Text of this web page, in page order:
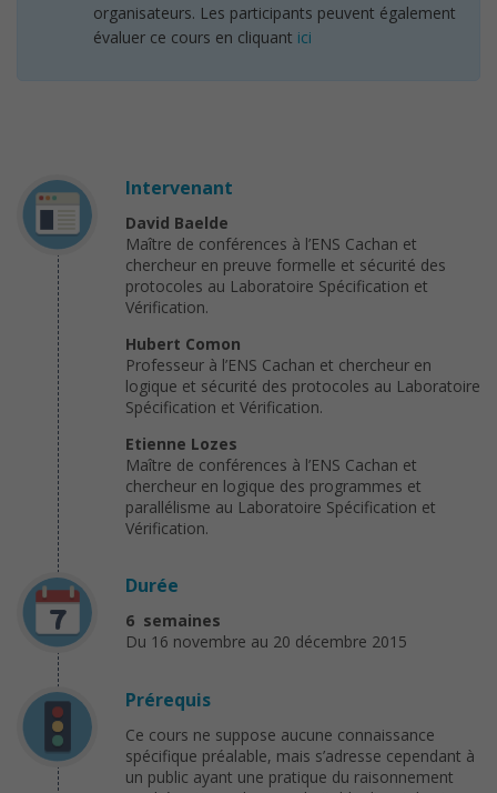
organisateurs. Les participants peuvent également
évaluer ce cours en cliquant ici
Intervenant
David Baelde
Maître de conférences à l’ENS Cachan et
chercheur en preuve formelle et sécurité des
protocoles au Laboratoire Spécification et
Vérification.
Hubert Comon
Professeur à l’ENS Cachan et chercheur en
logique et sécurité des protocoles au Laboratoire
Spécification et Vérification.
Etienne Lozes
Maître de conférences à l’ENS Cachan et
chercheur en logique des programmes et
parallélisme au Laboratoire Spécification et
Vérification.
Durée
6 semaines
Du 16 novembre au 20 décembre 2015
Prérequis
Ce cours ne suppose aucune connaissance
spécifique préalable, mais s’adresse cependant à
un public ayant une pratique du raisonnement